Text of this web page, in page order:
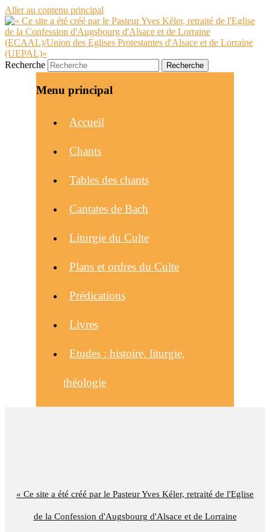
Aller au contenu principal
« Ce site a été créé par le Pasteur Yves Kéler, retraité de l'Eglise
de la Confession d'Augsbourg d'Alsace et de Lorraine
Recherche
Menu principal
Accueil
Chants
Tables des chants
Cantates de Bach
Liturgie du Culte
Plans et ordres du Culte
Prédications
Livres
Etudes : histoire, liturgie,
théologie